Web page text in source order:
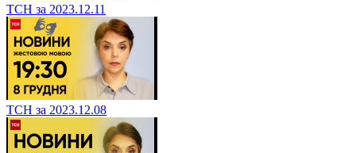
ТСН за 2023.12.11
ТСН за 2023.12.08